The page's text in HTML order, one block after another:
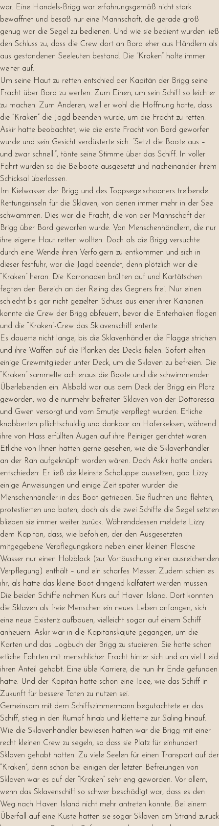
war. Eine Handels-Brigg war erfahrungsgemäß nicht stark
bewaffnet und besaß nur eine Mannschaft, die gerade groß
genug war die Segel zu bedienen. Und wie sie bedient wurden ließ
den Schluss zu, dass die Crew dort an Bord eher aus Händlern als
aus gestandenen Seeleuten bestand. Die “Kraken” holte immer
weiter auf.
Um seine Haut zu retten entschied der Kapitän der Brigg seine
Fracht über Bord zu werfen. Zum Einen, um sein Schiff so leichter
zu machen. Zum Anderen, weil er wohl die Hoffnung hatte, dass
die “Kraken” die Jagd beenden würde, um die Fracht zu retten.
Askir hatte beobachtet, wie die erste Fracht von Bord geworfen
wurde und sein Gesicht verdüsterte sich. “Setzt die Boote aus –
und zwar schnell!”, tönte seine Stimme über das Schiff. In voller
Fahrt wurden so die Beiboote ausgesetzt und nacheinander ihrem
Schicksal überlassen.
Im Kielwasser der Brigg und des Toppsegelschooners treibende
Rettungsinseln für die Sklaven, von denen immer mehr in der See
schwammen. Dies war die Fracht, die von der Mannschaft der
Brigg über Bord geworfen wurde. Von Menschenhändlern, die nur
ihre eigene Haut retten wollten. Doch als die Brigg versuchte
durch eine Wende ihren Verfolgern zu entkommen und sich in
dieser festfuhr, war die Jagd beendet, denn plötzlich war die
“Kraken” heran. Die Karronaden brüllten auf und Kartätschen
fegten den Bereich an der Reling des Gegners frei. Nur einen
schlecht bis gar nicht gezielten Schuss aus einer ihrer Kanonen
konnte die Crew der Brigg abfeuern, bevor die Enterhaken flogen
und die “Kraken”-Crew das Sklavenschiff enterte.
Es dauerte nicht lange, bis die Sklavenhändler die Flagge strichen
und ihre Waffen auf die Planken des Decks fielen. Sofort eilten
einige Crewmitglieder unter Deck, um die Sklaven zu befreien. Die
“Kraken” sammelte achteraus die Boote und die schwimmenden
Überlebenden ein. Alsbald war aus dem Deck der Brigg ein Platz
geworden, wo die nunmehr befreiten Sklaven von der Dottoressa
und Gwen versorgt und vom Smutje verpflegt wurden. Etliche
knabberten pflichtschuldig und dankbar an Haferkeksen, während
ihre von Hass erfüllten Augen auf ihre Peiniger gerichtet waren.
Etliche von Ihnen hätten gerne gesehen, wie die Sklavenhändler
an der Rah aufgeknüpft worden wären. Doch Askir hatte anders
entschieden: Er ließ die kleinste Schaluppe aussetzen, gab Lizzy
einige Anweisungen und einige Zeit später wurden die
Menschenhändler in das Boot getrieben. Sie fluchten und flehten,
protestierten und baten, doch als die zwei Schiffe die Segel setzten
blieben sie immer weiter zurück. Währenddessen meldete Lizzy
dem Kapitän, dass, wie befohlen, der den Ausgesetzten
mitgegebene Verpflegungskorb neben einer kleinen Flasche
Wasser nur einen Holzblock (zur Vortäuschung einer ausreichenden
Verpflegung) enthält – und ein scharfes Messer. Zudem schien es
ihr, als hätte das kleine Boot dringend kalfatert werden müssen.
Die beiden Schiffe nahmen Kurs auf Haven Island. Dort konnten
die Sklaven als freie Menschen ein neues Leben anfangen, sich
eine neue Existenz aufbauen, vielleicht sogar auf einem Schiff
anheuern. Askir war in die Kapitänskajüte gegangen, um die
Karten und das Logbuch der Brigg zu studieren. Sie hatte schon
etliche Fahrten mit menschlicher Fracht hinter sich und an viel Leid
ihren Anteil gehabt. Eine üble Karriere, die nun ihr Ende gefunden
hatte. Und der Kapitän hatte schon eine Idee, wie das Schiff in
Zukunft für bessere Taten zu nutzen sei.
Gemeinsam mit dem Schiffszimmermann begutachtete er das
Schiff, stieg in den Rumpf hinab und kletterte zur Saling hinauf.
Wie die Sklavenhändler bewiesen hatten war die Brigg mit einer
recht kleinen Crew zu segeln, so dass sie Platz für einhundert
Sklaven gehabt hatten. Zu viele Seelen für einen Transport auf der
“Kraken”, denn schon bei einigen der letzten Befreiungen von
Sklaven war es auf der “Kraken” sehr eng geworden. Vor allem,
wenn das Sklavenschiff so schwer beschädigt war, dass es den
Weg nach Haven Island nicht mehr antreten konnte. Bei einem
Überfall auf eine Küste hatten sie sogar Sklaven am Strand zurück